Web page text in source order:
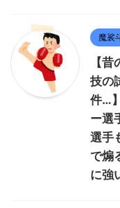
魔裟
【
技の
件…
ー選
選手
で煽
に強